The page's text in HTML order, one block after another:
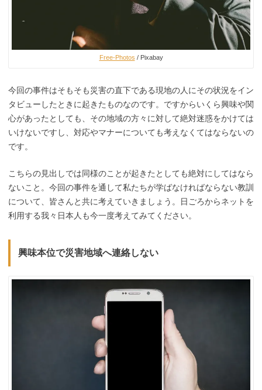
Free-Photos / Pixabay
今回の事件はそもそも災害の直下である現地の人にその状況をイン
タビューしたときに起きたものなのです。ですからいくら興味や関
心があったとしても、その地域の方々に対して絶対迷惑をかけては
いけないですし、対応やマナーについても考えなくてはならないの
です。
こちらの見出しでは同様のことが起きたとしても絶対にしてはなら
ないこと。今回の事件を通して私たちが学ばなければならない教訓
について、皆さんと共に考えていきましょう。日ごろからネットを
利用する我々日本人も今一度考えてみてください。
興味本位で災害地域へ連絡しない